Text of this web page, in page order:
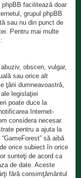
phpBB facilitează doar
grupul phpBB
sau nu din punct de
Pentru mai multe
obscen, vulgar,
sau orice alt
ţării dumneavoastră,
legislaţiei
poate duce la
Internet-
considera necesar.
pentru a ajuta la
să aibă
orice subiect în orice
sunteţi de acord ca
de date. Aceste
fără consimţământul